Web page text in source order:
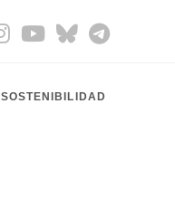
SOSTENIBILIDAD